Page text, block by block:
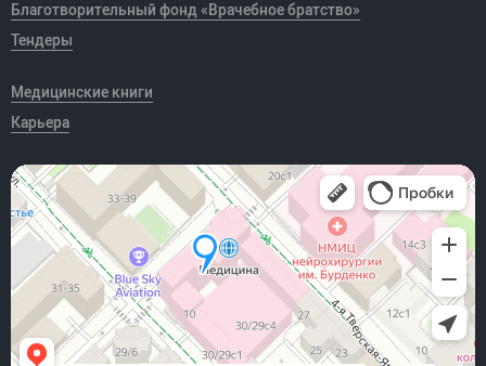
Благотворительный фонд «Врачебное братство»
Тендеры
Медицинские книги
Карьера